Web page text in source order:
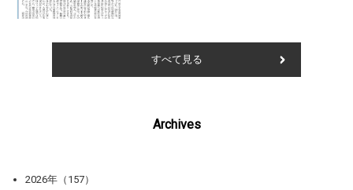
すべて見る
Archives
2026年（157）